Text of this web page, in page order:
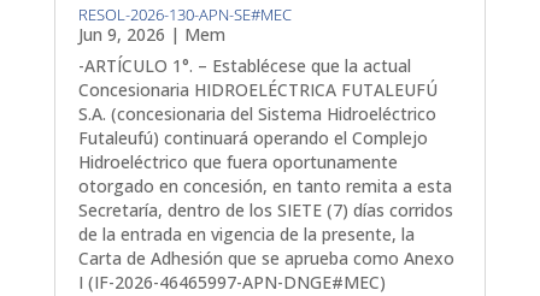
RESOL-2026-130-APN-SE#MEC
Jun 9, 2026 | Mem
-ARTÍCULO 1°. – Establécese que la actual
Concesionaria HIDROELÉCTRICA FUTALEUFÚ
S.A. (concesionaria del Sistema Hidroeléctrico
Futaleufú) continuará operando el Complejo
Hidroeléctrico que fuera oportunamente
otorgado en concesión, en tanto remita a esta
Secretaría, dentro de los SIETE (7) días corridos
de la entrada en vigencia de la presente, la
Carta de Adhesión que se aprueba como Anexo
I (IF-2026-46465997-APN-DNGE#MEC)